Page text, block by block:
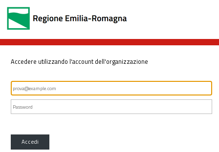
Accedere utilizzando l'account dell'organizzazione
Accedi